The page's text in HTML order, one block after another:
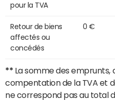
pour la TVA
Retour de biens
affectés ou
concédés
0 €
** La somme des emprunts,
compentation de la TVA et
ne correspond pas au total